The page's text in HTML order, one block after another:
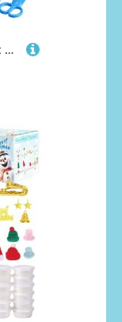
Play-Doh PD Farmers Market PLAYSET[Exklusiv bei Amazon]